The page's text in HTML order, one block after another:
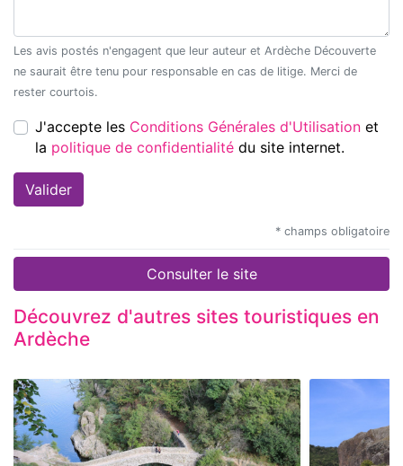
Les avis postés n'engagent que leur auteur et Ardèche Découverte
ne saurait être tenu pour responsable en cas de litige. Merci de
rester courtois.
J'accepte les Conditions Générales d'Utilisation et
la
politique de confidentialité du site internet.
* champs obligatoire
Consulter le site
Découvrez d'autres sites touristiques en
Ardèche